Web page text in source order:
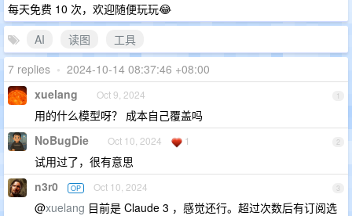
每天免费 10 次，欢迎随便玩玩😂
AI
读图
工具
7 replies • 2024-10-14 08:37:46 +08:00
1
xuelang Oct 9, 2024
用的什么模型呀？ 成本自己覆盖吗
2
NoBugDie Oct 10, 2024 1
试用过了，很有意思
3
n3r0 OP Oct 10, 2024
@xuelang 目前是 Claude 3 ，感觉还行。超过次数后有订阅选